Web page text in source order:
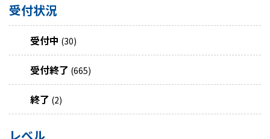
受付状況
受付中 (30)
受付終了 (665)
終了 (2)
レベル